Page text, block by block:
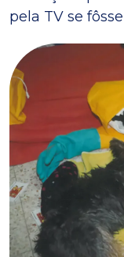
pela TV se